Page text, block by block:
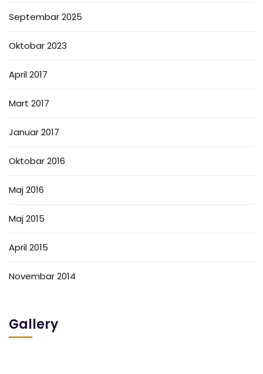
Septembar 2025
Oktobar 2023
April 2017
Mart 2017
Januar 2017
Oktobar 2016
Maj 2016
Maj 2015
April 2015
Novembar 2014
Gallery